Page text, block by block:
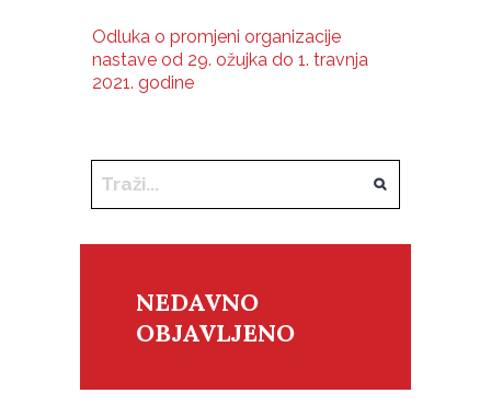
Odluka o promjeni organizacije
nastave od 29. ožujka do 1. travnja
2021. godine
NEDAVNO
OBJAVLJENO